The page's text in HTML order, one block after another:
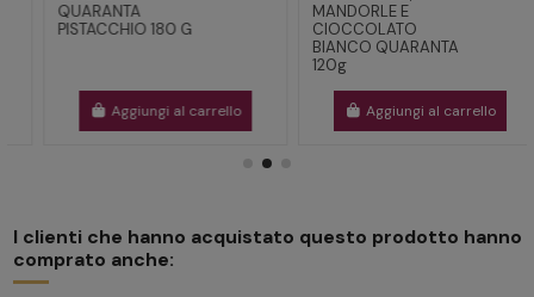
QUARANTA
PISTACCHIO 180 G
Aggiungi al carrello
MANDORLE E
CIOCCOLATO
BIANCO QUARANTA
120g
Aggiungi al carrello
I clienti che hanno acquistato questo prodotto hanno
comprato anche: